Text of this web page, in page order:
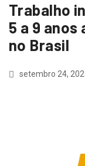
Trabalho
5 a 9
no Brasil
setembro 24,